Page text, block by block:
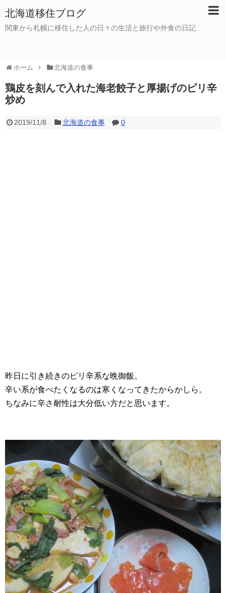
北海道移住ブログ
関東から札幌に移住した人の日々の生活と旅行や外食の日記
ホーム 北海道の食事
鶏皮を刻んで入れた海老餃子と厚揚げのピリ辛
炒め
2019/11/8 北海道の食事 0
昨日に引き続きのピリ辛系な晩御飯。
辛い系が食べたくなるのは寒くなってきたからかしら。
ちなみに辛さ耐性は大分低い方だと思います。